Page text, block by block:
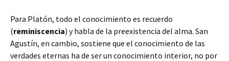
Para Platón, todo el conocimiento es recuerdo
(reminiscencia) y habla de la preexistencia del alma. San
Agustín, en cambio, sostiene que el conocimiento de las
verdades eternas ha de ser un conocimiento interior, no por